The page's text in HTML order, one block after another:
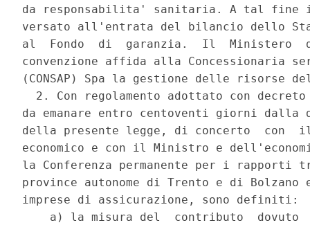
da responsabilita' sanitaria. A tal
versato all'entrata del bilancio dello
al  Fondo  di  garanzia.  Il  Ministero
convenzione affida alla Concessionaria
(CONSAP) Spa la gestione delle risorse
2. Con regolamento adottato con
da emanare entro centoventi giorni
della presente legge, di concerto  con
economico e con il Ministro e
la Conferenza permanente per i
province autonome di Trento e di
imprese di assicurazione, sono definiti:
a) la misura del  contributo  dovuto